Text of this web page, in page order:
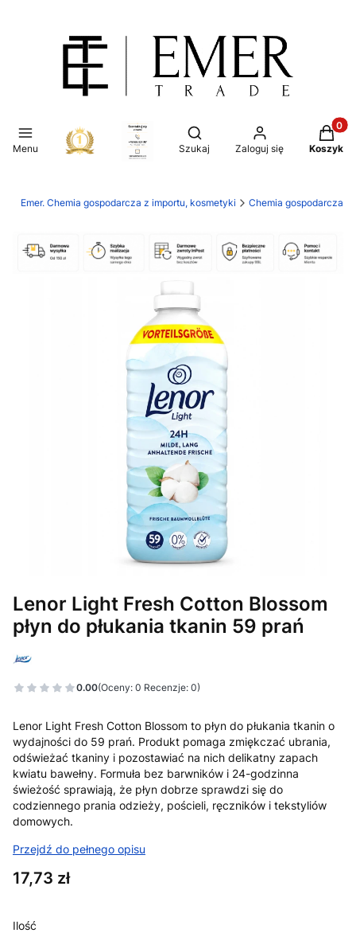
Menu
Otwórz wyszukiwarkę
Szukaj Zaloguj się Koszyk
Emer. Chemia gospodarcza z importu, kosmetyki Chemia gospodarcza
Lenor Light Fresh Cotton Blossom
płyn do płukania tkanin 59 prań
0.00(Oceny: 0 Recenzje: 0)
Przejdź do sekcji Opinie
Lenor Light Fresh Cotton Blossom to płyn do płukania tkanin o
wydajności do 59 prań. Produkt pomaga zmiękczać ubrania,
odświeżać tkaniny i pozostawiać na nich delikatny zapach
kwiatu bawełny. Formuła bez barwników i 24-godzinna
świeżość sprawiają, że płyn dobrze sprawdzi się do
codziennego prania odzieży, pościeli, ręczników i tekstyliów
domowych.
Przejdź do pełnego opisu
Cena
17,73 zł
Ilość